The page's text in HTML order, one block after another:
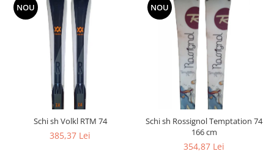
NOU
Schi sh Volkl RTM 74
385,37 Lei
NOU
Schi sh Rossignol Temptation 74
166 cm
354,87 Lei